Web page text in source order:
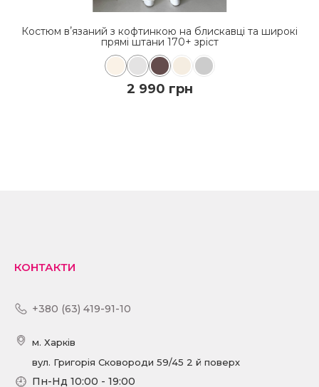
Костюм вʼязаний з кофтинкою на блискавці та широкі
прямі штани 170+ зріст
2 990 грн
КОНТАКТИ
+380 (63) 419-91-10
м. Харків
вул. Григорія Сковороди 59/45 2 й поверх
Пн-Нд 10:00 - 19:00